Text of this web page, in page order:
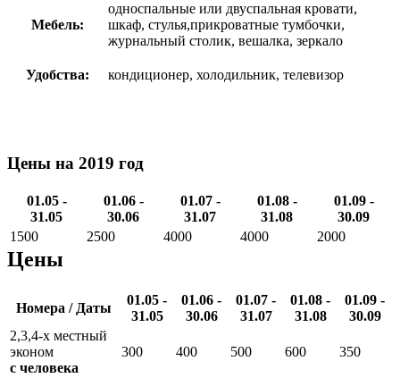
Мебель:
односпальные или двуспальная кровати,
шкаф, стулья,прикроватные тумбочки,
журнальный столик, вешалка, зеркало
Удобства: кондиционер, холодильник, телевизор
Цены на 2019 год
01.05 -
31.05
01.06 -
30.06
01.07 -
31.07
01.08 -
31.08
01.09 -
30.09
1500
2500 4000 4000 2000
Цены
Номера / Даты
01.05 -
31.05
01.06 -
30.06
01.07 -
31.07
01.08 -
31.08
01.09 -
30.09
2,3,4-х местный
эконом
с человека
300 400 500 600 350